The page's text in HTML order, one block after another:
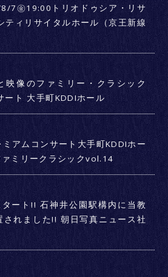
8/7㊎19:00トリオドゥシア・リサ
ティリサイタルホール（京王新線
像のファミリー・クラシック
ト 大手町KDDIホール
アムコンサート大手町KDDIホー
ミリークラシックvol.14
ート!! 石神井公園駅構内に当教
されました!! 朝日写真ニュース社